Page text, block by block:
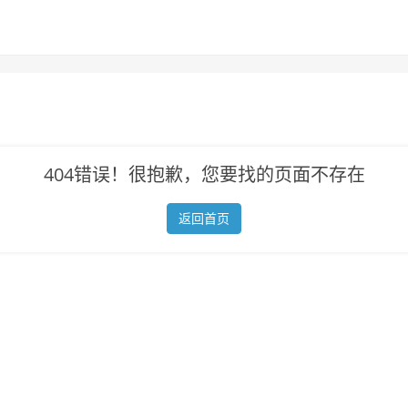
404错误！很抱歉，您要找的页面不存在
返回首页